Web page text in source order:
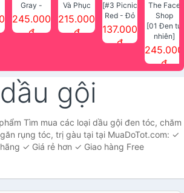
Gray -
Khói] Bột
kẻ chân
fmgt The
Face Shop
245.000
đ
Và Phục
Hồi Tóc
Essential
215.000
đ
[#3 Picnic
Red - Đỏ
cam] Son
137.000
đ
[01 Đen tự
nhiên]
Mascara
che phủ
Waterproof
Mascara
The Face
245.000
đ
dầu gội
Tìm mua các loại dầu gội đen tóc, chăm
rụng tóc, trị gàu tại tại MuaDoTot.com: ✓
✓ Giá rẻ hơn ✓ Giao hàng Free